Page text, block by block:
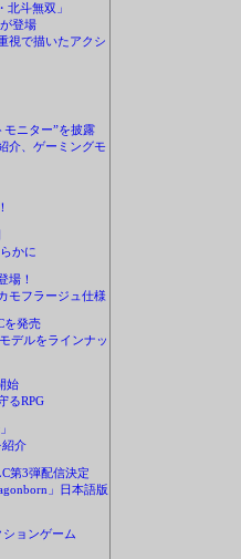
北斗無双」
登場
視で描いたアクシ
モニター”を披露
介、ゲーミングモ
かに
場！
モフラージュ仕様
を発売
デルをラインナッ
始
るRPG
紹介
第3弾配信決定
」日本語版
ョンゲーム